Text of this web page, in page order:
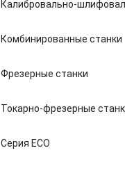
Калибровально-
Комбинированные станки
Фрезерные станки
Токарно-фрезерные
Серия ECO